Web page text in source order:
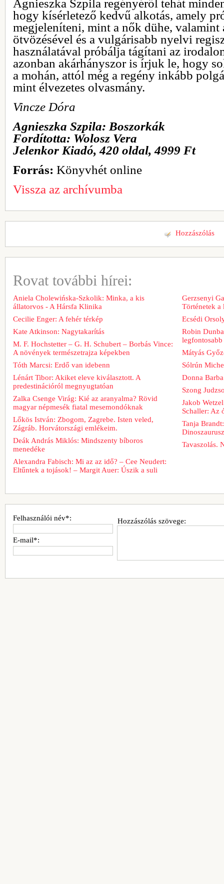
Agnieszka Szpila regényéről tehát
hogy kísérletező kedvű alkotás, amely
megjeleníteni, mint a nők dühe,
ötvözésével és a vulgárisabb nyelvi
használatával próbálja tágítani az
azonban akárhányszor is írjuk le, hogy
a mohán, attól még a regény inkább
mint élvezetes olvasmány.
Vincze Dóra
Agnieszka Szpila: Boszorkák
Fordította: Wolosz Vera
Jelenkor Kiadó, 420 oldal, 4999 Ft
Forrás: Könyvhét online
Vissza az archívumba
Hozzászólás
Rovat további hírei:
Aniela Cholewińska-Szkolik: Minka, a kis
állatorvos - A Hársfa Klinika
Cecilie Enger: A fehér térkép
Kate Atkinson: Nagytakarítás
M. F. Hochstetter – G. H. Schubert – Borbás Vince:
A növények természetrajza képekben
Tóth Marcsi: Erdő van idebenn
Lénárt Tibor: Akiket eleve kiválasztott. A
predestinációról megnyugtatóan
Zalka Csenge Virág: Kié az aranyalma? Rövid
magyar népmesék fiatal mesemondóknak
Lőkös István: Zbogom, Zagrebe. Isten veled,
Zágráb. Horvátországi emlékeim.
Deák András Miklós: Mindszenty bíboros
menedéke
Alexandra Fabisch: Mi az az idő? – Cee Neudert:
Eltűntek a tojások! – Margit Auer: Úszik a suli
Gerzsenyi
Történetek
Ecsédi
Robin
Mátyás
Sólrún
Donna
Szong
Jakob
Schaller: Az
Tanja
Tavaszolás.
Hozzászólás szövege:
Felhasználói név*:
E-mail*: